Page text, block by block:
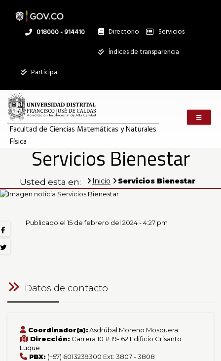
contenido
Linea
018000 - 914410 Directorio
Institucional
Servicios
Índices de transparencia
Participa
Facultad de Ciencias Matemáticas y Naturales
Física
Servicios Bienestar
Usted esta en: Inicio Servicios Bienestar
Publicado el 15 de febrero del 2024 - 4:27 pm
Datos de contacto
Coordinador(a):Asdrúbal Moreno Mosquera
Dirección: Carrera 10 # 19- 62 Edificio Crisanto
Luque
PBX: (+57) 6013239300 Ext: 3807 - 3808